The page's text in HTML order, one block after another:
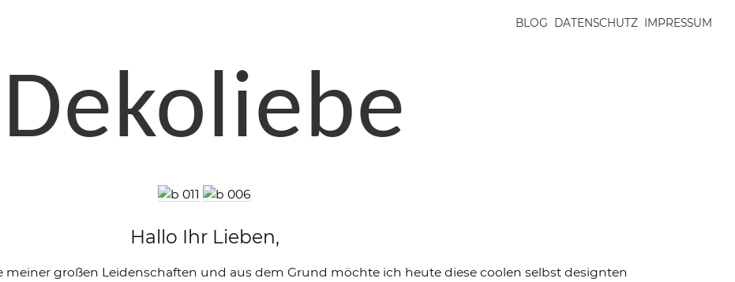
BLOG DATENSCHUTZ IMPRESSUM
Dekoliebe
Hallo Ihr Lieben,
meiner großen Leidenschaften und aus dem Grund möchte ich heute diese coolen selbst designten